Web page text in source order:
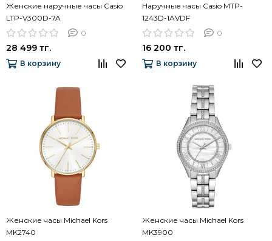
Женские наручные часы Casio
LTP-V300D-7A
0
28 499 тг.
В корзину
Наручные часы Casio MTP-
1243D-1AVDF
0
16 200 тг.
В корзину
Женские часы Michael Kors
MK2740
Женские часы Michael Kors
MK3900